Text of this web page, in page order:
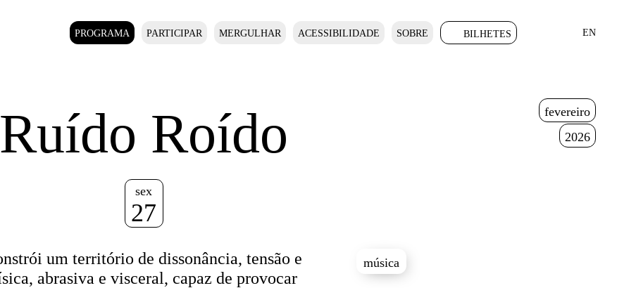
PROGRAMA PARTICIPAR MERGULHAR ACESSIBILIDADE SOBRE BILHETES EN
Ruído Roído
fevereiro
2026
sex
27
um território de dissonância, tensão e
abrasiva e visceral, capaz de provocar
música